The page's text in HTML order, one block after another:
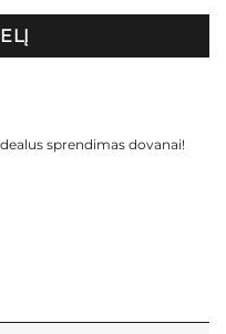
sprendimas dovanai!